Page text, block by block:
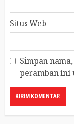
Situs Web
Simpan
peramban ini